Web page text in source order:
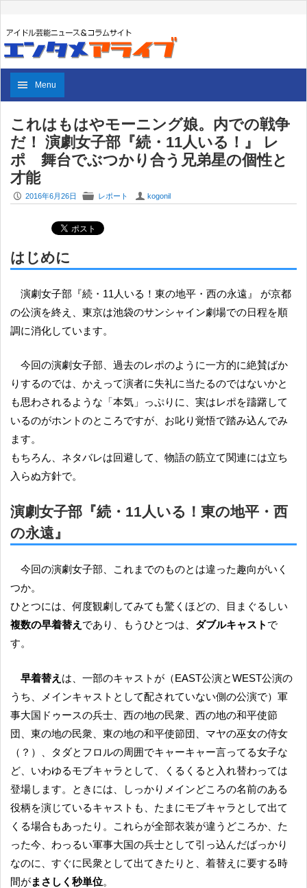
Menu
これはもはやモーニング娘。内での戦争
だ！ 演劇女子部『続・11人いる！』 レ
ポ 舞台でぶつかり合う兄弟星の個性と
才能
P 2016年6月26日 F レポート U kogonil
はじめに
演劇女子部『続・11人いる！東の地平・西の永遠』 が京都
の公演を終え、東京は池袋のサンシャイン劇場での日程を順
調に消化しています。
今回の演劇女子部、過去のレポのように一方的に絶賛ばか
りするのでは、かえって演者に失礼に当たるのではないかと
も思わされるような「本気」っぷりに、実はレポを躊躇して
いるのがホントのところですが、お叱り覚悟で踏み込んでみ
ます。
もちろん、ネタバレは回避して、物語の筋立て関連には立ち
入らぬ方針で。
演劇女子部『続・11人いる！東の地平・西
の永遠』
今回の演劇女子部、これまでのものとは違った趣向がいく
つか。
ひとつには、何度観劇してみても驚くほどの、目まぐるしい
複数の早着替え であり、もうひとつは、 ダブルキャスト で
す。
早着替え は、一部のキャストが（EAST公演とWEST公演の
うち、メインキャストとして配されていない側の公演で）軍
事大国ドゥースの兵士、西の地の民衆、西の地の和平使節
団、東の地の民衆、東の地の和平使節団、マヤの巫女の侍女
（？）、タダとフロルの周囲でキャーキャー言ってる女子な
ど、いわゆるモブキャラとして、くるくると入れ替わっては
登場します。ときには、しっかりメインどころの名前のある
役柄を演じているキャストも、たまにモブキャラとして出て
くる場合もあったり。これらが全部衣装が違うどころか、た
った今、わっるい軍事大国の兵士として引っ込んだばっかり
なのに、すぐに民衆として出てきたりと、着替えに要する時
間がまさしく秒単位。